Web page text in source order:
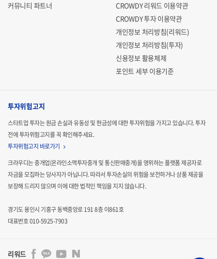
커뮤니티 파트너
CROWDY 리워드 이용약관
CROWDY 투자 이용약관
개인정보 처리방침(리워드)
개인정보 처리방침(투자)
신용정보 활용체제
포인트 세부 이용기준
투자위험고지
스타트업 투자는 원금 손실과 유동성 및 현금성에 대한 투자위험을 가지고 있습니다.투자
전에 투자위험고지를 꼭 확인해주세요.
투자위험고지 바로가기
크라우디는 중개업(온라인소액투자중개 및 통신판매중개)을 영위하는 플랫폼 제공자로
자금을 모집하는당사자가 아닙니다. 따라서 투자손실의 위험을 보전하거나 상품 제공을
보장해 드리지 않으며 이에 대한 법적인 책임을 지지 않습니다.
경기도 용인시 기흥구 동백중앙로 191 8층 이861호
대표번호 010-5925-7903
리워드